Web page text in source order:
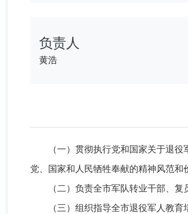
负责人
黄浩
（一）贯彻执行党和国家关于退役军
党、国家和人民牺牲奉献的精神风范和
（二）负责全市军队转业干部、复员
（三）组织指导全市退役军人教育